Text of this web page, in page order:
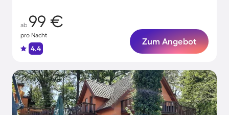
ab 99 €
pro Nacht
4.4
Zum Angebot